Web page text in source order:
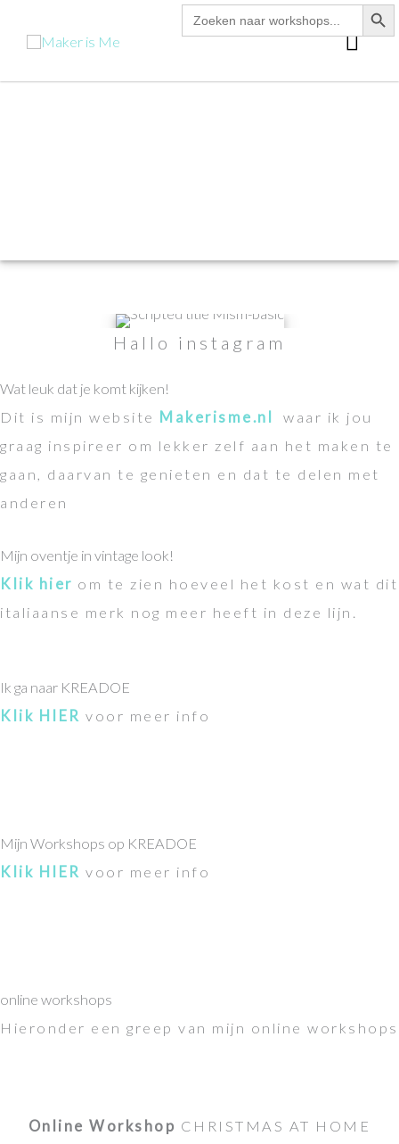
Zoek
naar:
Hallo instagram
Wat leuk dat je komt kijken!
Dit is mijn website
Makerisme.nl
waar ik jou
graag inspireer om lekker zelf aan het maken te
gaan, daarvan te genieten en dat te delen met
anderen
Mijn oventje in vintage look!
Klik hier om te zien hoeveel het kost en wat dit
italiaanse merk nog meer heeft in deze lijn.
Ik ga naar KREADOE
Klik HIER voor meer info
Mijn Workshops op KREADOE
Klik HIER voor meer info
online workshops
Hieronder een greep van mijn online workshops
Online Workshop CHRISTMAS AT HOME